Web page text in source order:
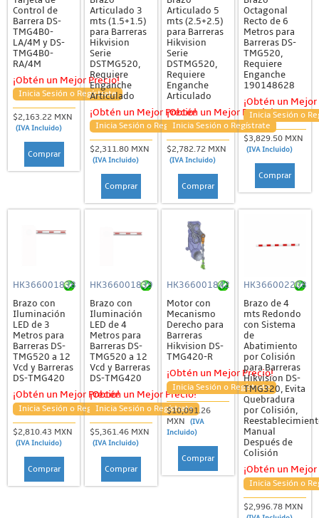
Control de
Barrera DS-
TMG4B0-
LA/4M y DS-
TMG4B0-
RA/4M
¡Obtén un Mejor Precio!
Inicia Sesión o Regístrate
$2,163.22 MXN
(IVA Incluido)
Comprar
Articulado 3
mts (1.5+1.5)
para Barreras
Hikvision
Serie
DSTMG520,
Requiere
Enganche
Articulado
¡Obtén un Mejor Precio!
Inicia Sesión o Regístrate
$2,311.80 MXN
(IVA Incluido)
Comprar
Articulado 5
mts (2.5+2.5)
para Barreras
Hikvision
Serie
DSTMG520,
Requiere
Enganche
Articulado
¡Obtén un Mejor Precio!
Inicia Sesión o Regístrate
$2,782.72 MXN
(IVA Incluido)
Comprar
Octagonal
Recto de 6
Metros para
Barreras DS-
TMG520,
Requiere
Enganche
190148628
¡Obtén un
Inicia Sesión o
$3,829.50 MXN
(IVA Incluido)
Comprar
HK366001838
Brazo con
Iluminación
LED de 3
Metros para
Barreras DS-
TMG520 a 12
Vcd y Barreras
DS-TMG420
¡Obtén un Mejor Precio!
Inicia Sesión o Regístrate
$2,810.43 MXN
(IVA Incluido)
Comprar
HK366001839
Brazo con
Iluminación
LED de 4
Metros para
Barreras DS-
TMG520 a 12
Vcd y Barreras
DS-TMG420
¡Obtén un Mejor Precio!
Inicia Sesión o Regístrate
$5,361.46 MXN
(IVA Incluido)
Comprar
HK366001842
Motor con
Mecanismo
Derecho para
Barreras
Hikvision DS-
TMG420-R
¡Obtén un Mejor Precio!
Inicia Sesión o Regístrate
$10,091.26
MXN
(IVA
Incluido)
Comprar
HK366002208
Brazo de 4
mts Redondo
con Sistema
de
Abatimiento
por Colisión
para Barreras
Hikvision DS-
TMG320, Evita
Quebradura
por Colisión,
Manual
Después de
Colisión
¡Obtén un
Inicia Sesión o
$2,996.78 MXN